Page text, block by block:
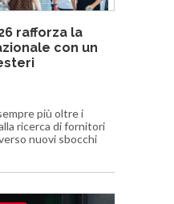
rafforza la
con un
più oltre i
ricerca di fornitori
nuovi sbocchi